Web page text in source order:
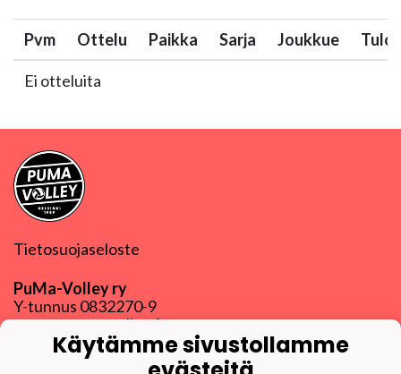
Pvm Ottelu Paikka Sarja Joukkue Tulos
Ei otteluita
Tietosuojaseloste
PuMa-Volley ry
Y-tunnus 0832270-9
puma@puma-volley.fi
Linkki muihin yhteystietoihin
Käytämme sivustollamme